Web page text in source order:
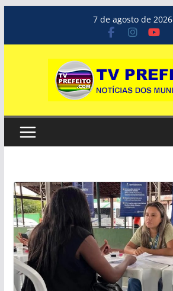
o
7 de agosto de 2026